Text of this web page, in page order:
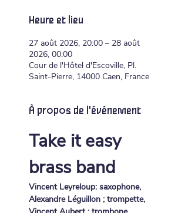
Heure et lieu
27 août 2026, 20:00 – 28 août
2026, 00:00
Cour de l'Hôtel d'Escoville, Pl.
Saint-Pierre, 14000 Caen, France
À propos de l'événement
Take it easy
brass band
Vincent Leyreloup: saxophone,
Alexandre Léguillon ; trompette,